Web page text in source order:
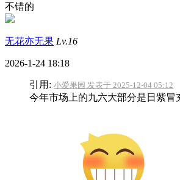
不错的
无花亦无果 Lv.16
2026-1-24 18:18
引用: 小爱果园 发表于 2025-12-04 05:12
今年市场上的九六大部分是日紫冒